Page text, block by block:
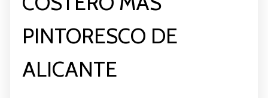
PINTORESCO DE
ALICANTE